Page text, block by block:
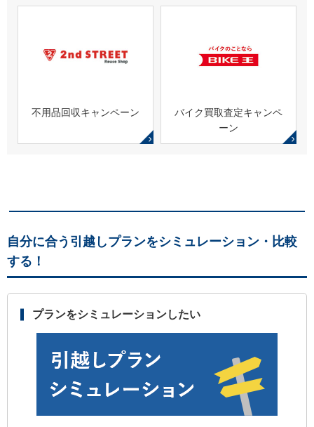
不用品回収キャンペーン
バイク買取査定キャンペ
ーン
自分に合う引越しプランをシミュレーション・比較
する！
プランをシミュレーションしたい